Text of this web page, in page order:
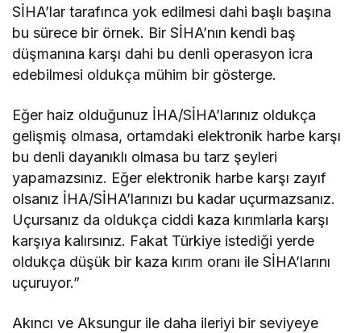
SİHA’lar tarafınca yok edilmesi dahi başlı başına
bu sürece bir örnek. Bir SİHA’nın kendi baş
düşmanına karşı dahi bu denli operasyon icra
edebilmesi oldukça mühim bir gösterge.
Eğer haiz olduğunuz İHA/SİHA’larınız oldukça
gelişmiş olmasa, ortamdaki elektronik harbe karşı
bu denli dayanıklı olmasa bu tarz şeyleri
yapamazsınız. Eğer elektronik harbe karşı zayıf
olsanız İHA/SİHA’larınızı bu kadar uçurmazsanız.
Uçursanız da oldukça ciddi kaza kırımlarla karşı
karşıya kalırsınız. Fakat Türkiye istediği yerde
oldukça düşük bir kaza kırım oranı ile SİHA’larını
uçuruyor.”
Akıncı ve Aksungur ile daha ileriyi bir seviyeye